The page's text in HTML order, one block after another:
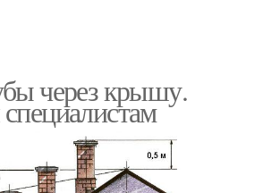
через крышу.